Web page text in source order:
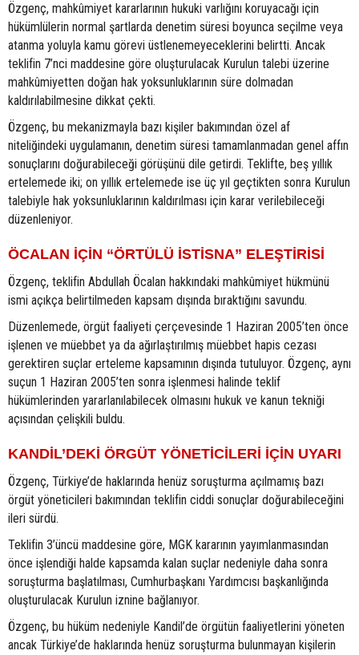
Özgenç, mahkûmiyet kararlarının hukuki varlığını koruyacağı için
hükümlülerin normal şartlarda denetim süresi boyunca seçilme veya
atanma yoluyla kamu görevi üstlenemeyeceklerini belirtti. Ancak
teklifin 7’nci maddesine göre oluşturulacak Kurulun talebi üzerine
mahkûmiyetten doğan hak yoksunluklarının süre dolmadan
kaldırılabilmesine dikkat çekti.
Özgenç, bu mekanizmayla bazı kişiler bakımından özel af
niteliğindeki uygulamanın, denetim süresi tamamlanmadan genel affın
sonuçlarını doğurabileceği görüşünü dile getirdi. Teklifte, beş yıllık
ertelemede iki; on yıllık ertelemede ise üç yıl geçtikten sonra Kurulun
talebiyle hak yoksunluklarının kaldırılması için karar verilebileceği
düzenleniyor.
ÖCALAN İÇİN “ÖRTÜLÜ İSTİSNA” ELEŞTİRİSİ
Özgenç, teklifin Abdullah Öcalan hakkındaki mahkûmiyet hükmünü
ismi açıkça belirtilmeden kapsam dışında bıraktığını savundu.
Düzenlemede, örgüt faaliyeti çerçevesinde 1 Haziran 2005’ten önce
işlenen ve müebbet ya da ağırlaştırılmış müebbet hapis cezası
gerektiren suçlar erteleme kapsamının dışında tutuluyor. Özgenç, aynı
suçun 1 Haziran 2005’ten sonra işlenmesi halinde teklif
hükümlerinden yararlanılabilecek olmasını hukuk ve kanun tekniği
açısından çelişkili buldu.
KANDİL’DEKİ ÖRGÜT YÖNETİCİLERİ İÇİN UYARI
Özgenç, Türkiye’de haklarında henüz soruşturma açılmamış bazı
örgüt yöneticileri bakımından teklifin ciddi sonuçlar doğurabileceğini
ileri sürdü.
Teklifin 3’üncü maddesine göre, MGK kararının yayımlanmasından
önce işlendiği halde kapsamda kalan suçlar nedeniyle daha sonra
soruşturma başlatılması, Cumhurbaşkanı Yardımcısı başkanlığında
oluşturulacak Kurulun iznine bağlanıyor.
Özgenç, bu hüküm nedeniyle Kandil’de örgütün faaliyetlerini yöneten
ancak Türkiye’de haklarında henüz soruşturma bulunmayan kişilerin